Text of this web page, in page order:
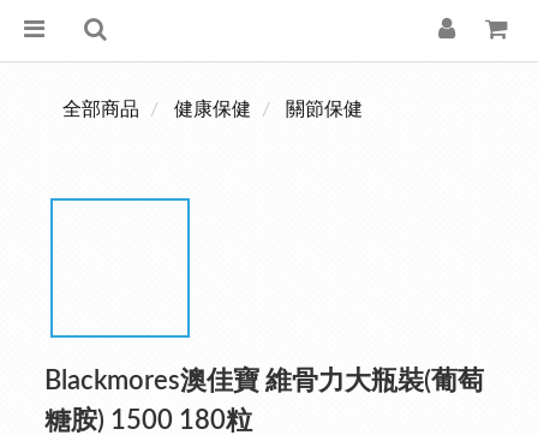
全部商品 健康保健 關節保健
Blackmores澳佳寶 維骨力大瓶裝(葡萄
糖胺) 1500 180粒